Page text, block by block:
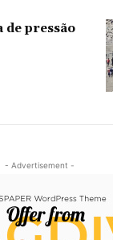
de pressão
- Advertisement -